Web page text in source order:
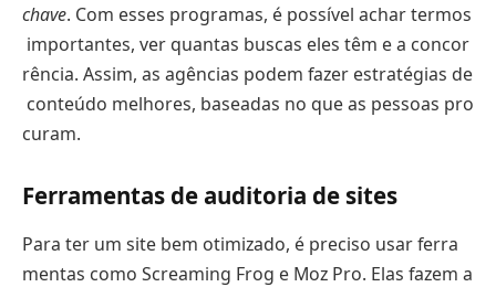
chave. Com esses programas, é possível achar termos
importantes, ver quantas buscas eles têm e a concor
rência. Assim, as agências podem fazer estratégias de
conteúdo melhores, baseadas no que as pessoas pro
curam.
Ferramentas de auditoria de sites
Para ter um site bem otimizado, é preciso usar ferra
mentas como Screaming Frog e Moz Pro. Elas fazem a